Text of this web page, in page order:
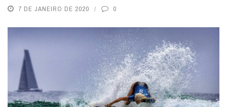
7 DE JANEIRO DE 2020 0